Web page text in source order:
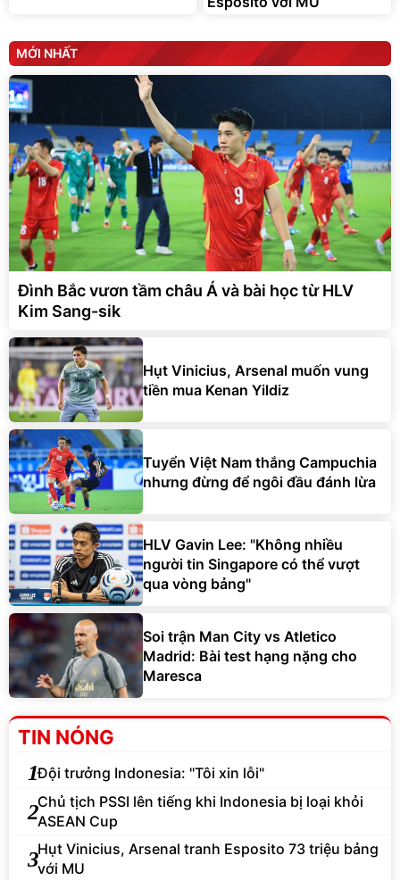
MỚI NHẤT
Đình Bắc vươn tầm châu Á và bài học từ HLV
Kim Sang-sik
Hụt Vinicius, Arsenal muốn vung
tiền mua Kenan Yildiz
Tuyển Việt Nam thắng Campuchia
nhưng đừng để ngôi đầu đánh lừa
HLV Gavin Lee: "Không nhiều
người tin Singapore có thể vượt
qua vòng bảng"
Soi trận Man City vs Atletico
Madrid: Bài test hạng nặng cho
Maresca
TIN NÓNG
1Đội trưởng Indonesia: "Tôi xin lỗi"
2Chủ tịch PSSI lên tiếng khi Indonesia bị loại khỏi
ASEAN Cup
3Hụt Vinicius, Arsenal tranh Esposito 73 triệu bảng
với MU